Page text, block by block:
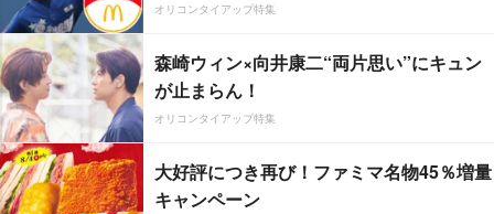
オリコンタイアップ特集
森崎ウィン×向井康二“両片思い”にキュン
が止まらん！
オリコンタイアップ特集
大好評につき再び！ファミマ名物45％増量
キャンペーン